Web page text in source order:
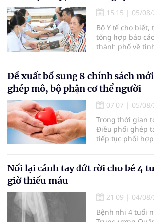
15:15 | 05/08/
Bộ Y tế cho biết,
tổng hợp báo
thành phố về
nhận 32.286.360
30% dân số cả
sức khỏe định kỳ
Đề xuất bổ sung 8 chính sách
ghép mô, bộ phận cơ thể người
07:07 | 05/08/
Trong thời gian
Điều phối ghép
tiếp tục phối hợp
cường truyền
quy trình
hiến và ghép mô
Nối lại cánh tay đứt rời cho bé 4
giờ thiếu máu
21:09 | 04/08/
Bệnh nhi 4 tuổi